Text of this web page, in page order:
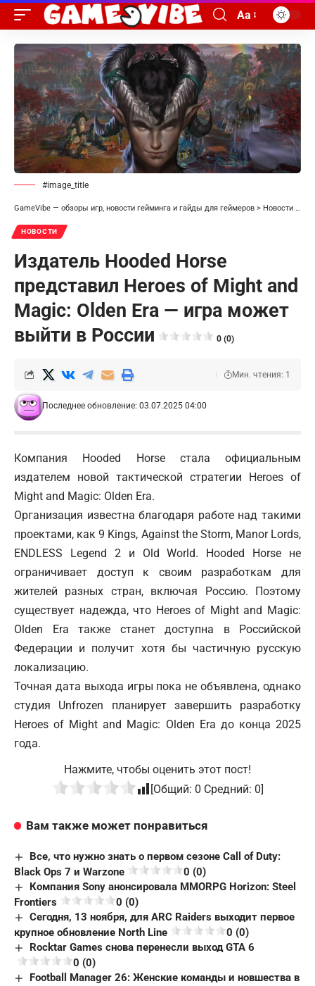
Aa
#image_title
GameVibe — обзоры игр, новости гейминга и гайды для геймеров > Новости
НОВОСТИ
Издатель Hooded Horse
представил Heroes of Might and
Magic: Olden Era — игра может
выйти в России
0 (0)
Последнее обновление: 03.07.2025 04:00
Мин. чтения: 1
Компания Hooded Horse стала официальным
издателем новой тактической стратегии Heroes of
Might and Magic: Olden Era.
Организация известна благодаря работе над такими
проектами, как9 Kings, Against the Storm, Manor Lords,
ENDLESS Legend 2 и Old World. Hooded Horse не
ограничивает доступ к своим разработкам для
жителей разных стран, включая Россию. Поэтому
существует надежда, что Heroes of Might and Magic:
Olden Era также станет доступна в Российской
Федерации и получит хотя бы частичную русскую
локализацию.
Точная дата выхода игры пока не объявлена, однако
студия Unfrozen планирует завершить разработку
Heroes of Might and Magic: Olden Era до конца 2025
года.
Нажмите, чтобы оценить этот пост!
[Общий: 0 Средний: 0]
Вам также может понравиться
Все, что нужно знать о первом сезоне Call of Duty:
Black Ops 7 и Warzone
0 (0)
Компания Sony анонсировала MMORPG Horizon: Steel
Frontiers
0 (0)
Сегодня, 13 ноября, для ARC Raiders выходит первое
крупное обновление North Line
0 (0)
Rocktar Games снова перенесли выход GTA 6
0 (0)
Football Manager 26: Женские команды и новшества в